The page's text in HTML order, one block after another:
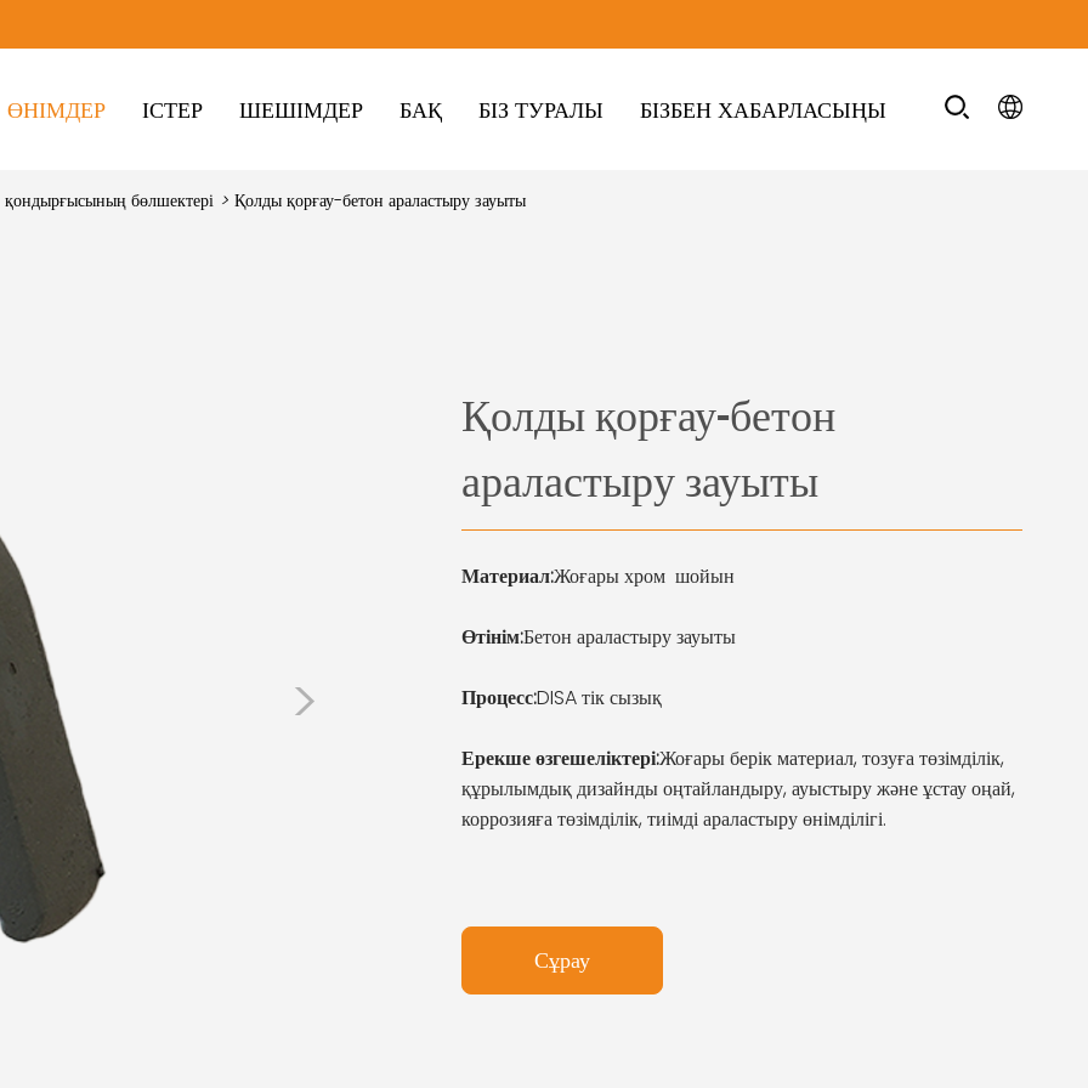
ӨНІМДЕР ІСТЕР ШЕШІМДЕР БАҚ БІЗ ТУРАЛЫ БІЗБЕН ХАБАРЛАСЫҢЫ
қондырғысының бөлшектері > Қолды қорғау-бетон араластыру зауыты
>
Қолды қорғау-бетон
араластыру зауыты
Материал:Жоғары хром шойын
Өтінім:Бетон араластыру зауыты
Процесс:DISA тік сызық
Ерекше өзгешеліктері:Жоғары берік материал, тозуға төзімділік,
құрылымдық дизайнды оңтайландыру, ауыстыру және ұстау оңай,
коррозияға төзімділік, тиімді араластыру өнімділігі.
Сұрау